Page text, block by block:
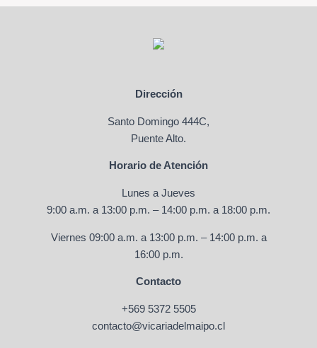
Dirección
Santo Domingo 444C,
Puente Alto.
Horario de Atención
Lunes a Jueves
9:00 a.m. a 13:00 p.m. – 14:00 p.m. a 18:00 p.m.
Viernes 09:00 a.m. a 13:00 p.m. – 14:00 p.m. a
16:00 p.m.
Contacto
+569 5372 5505
contacto@vicariadelmaipo.cl